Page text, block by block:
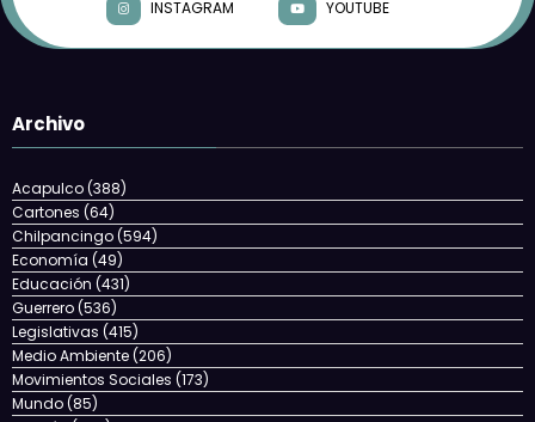
INSTAGRAM
YOUTUBE
Archivo
Acapulco(388)
Cartones (64)
Chilpancingo(594)
Economía (49)
Educación (431)
Guerrero(536)
Legislativas (415)
Medio Ambiente(206)
Movimientos Sociales (173)
Mundo(85)